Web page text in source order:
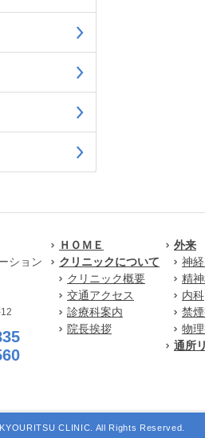
ション
ＨＯＭＥ
クリニックについて
クリニック概要
交通アクセス
診療科案内
院長挨拶
外来
神
精
内科
禁
物
通所
CLINIC. All Rights Reserved.